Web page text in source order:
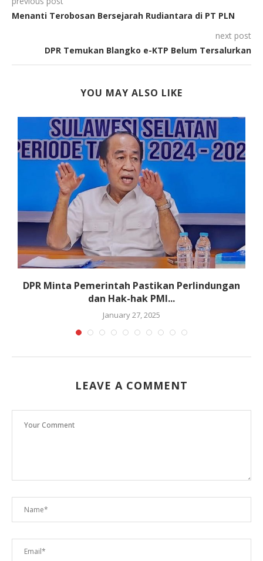
Menanti Terobosan Bersejarah Rudiantara di PT PLN
next post
DPR Temukan Blangko e-KTP Belum Tersalurkan
YOU MAY ALSO LIKE
DPR Minta Pemerintah Pastikan Perlindungan
dan Hak-hak PMI...
January 27, 2025
LEAVE A COMMENT